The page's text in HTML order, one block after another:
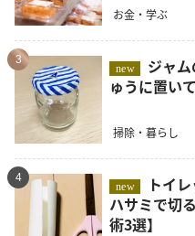
お金・学ぶ
3
new
ゅうに置い
掃除・暮らし
4
new
ハサミで切
術3選】